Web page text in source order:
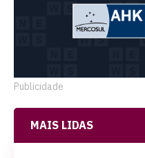
Publicidade
MAIS LIDAS